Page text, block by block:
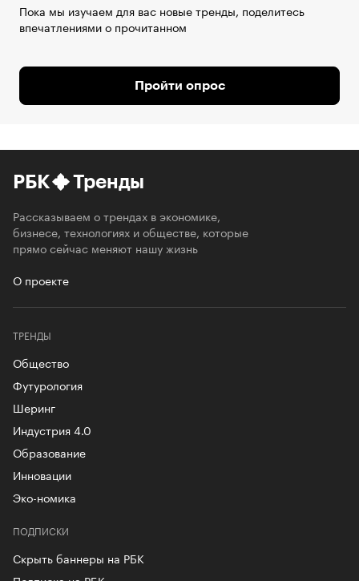
Пока мы изучаем для вас новые тренды, поделитесь
впечатлениями о прочитанном
Пройти опрос
РБК Тренды
Рассказываем о трендах в экономике,
бизнесе, технологиях и обществе, которые
прямо сейчас меняют нашу жизнь
О проекте
ТРЕНДЫ
Общество
Футурология
Шеринг
Индустрия 4.0
Образование
Инновации
Эко-номика
ПОДПИСКИ
Скрыть баннеры на РБК